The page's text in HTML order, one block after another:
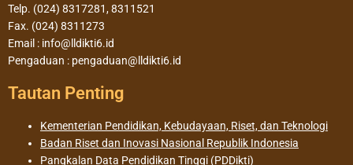
Telp. (024) 8317281, 8311521
Fax. (024) 8311273
Email : info@lldikti6.id
Pengaduan : pengaduan@lldikti6.id
Tautan Penting
Kementerian Pendidikan, Kebudayaan, Riset, dan Teknologi
Badan Riset dan Inovasi Nasional Republik Indonesia
Pangkalan Data Pendidikan Tinggi (PDDikti)